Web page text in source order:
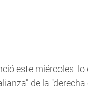
este miércoles lo
de la